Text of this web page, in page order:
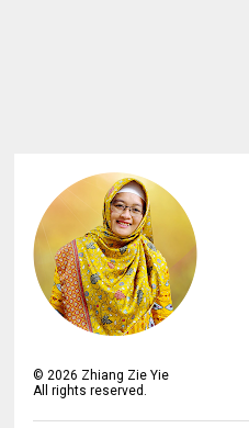
©2026 Zhiang Zie Yie
All rights reserved.